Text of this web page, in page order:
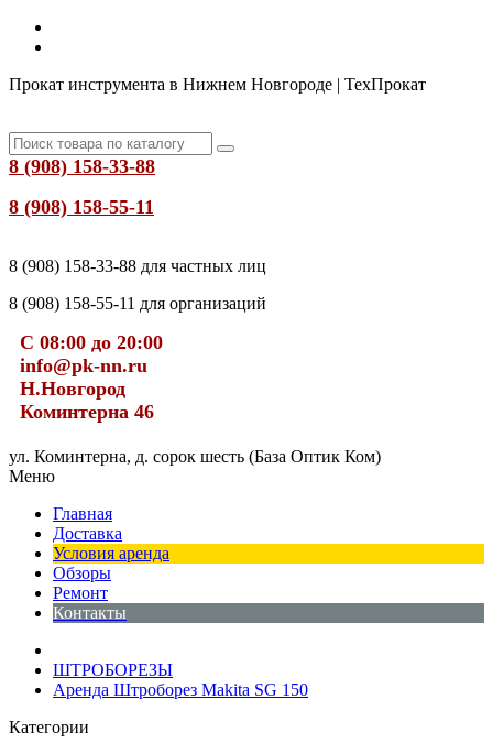
Прокат инструмента в Нижнем Новгороде | ТехПрокат
8 (908) 158-33-88
8 (908) 158-55-11
8 (908) 158-33-88 для частных лиц
8 (908) 158-55-11 для организаций
С 08:00 до 20:00
info@pk-nn.ru
Н.Новгород
Коминтерна 46
ул. Коминтерна, д. сорок шесть (База Оптик Ком)
Меню
Главная
Доставка
Условия аренда
Обзоры
Ремонт
Контакты
ШТРОБОРЕЗЫ
Аренда Штроборез Makita SG 150
Категории